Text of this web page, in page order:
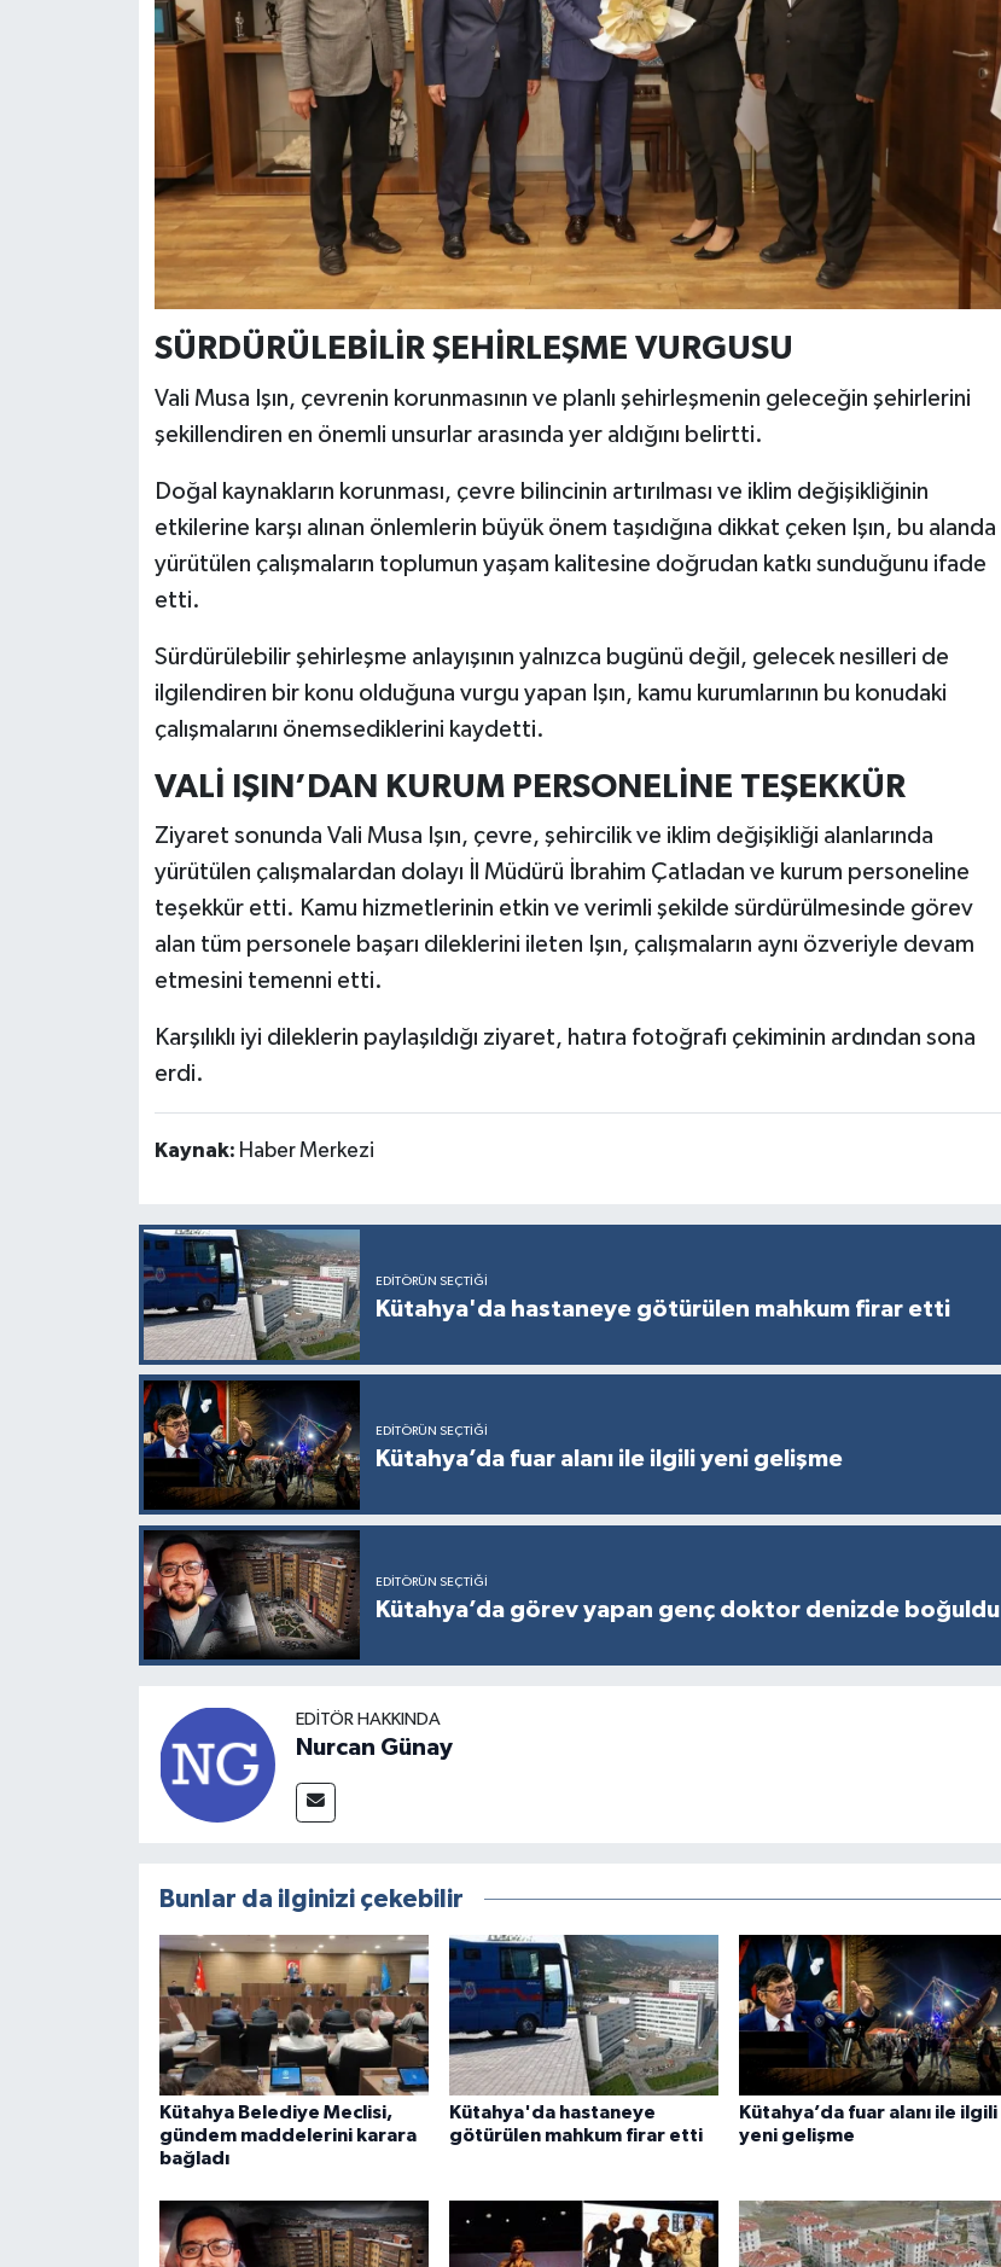
SÜRDÜRÜLEBİLİR ŞEHİRLEŞME VURGUSU
Vali Musa Işın, çevrenin korunmasının ve planlı şehirleşmenin geleceğin şehirlerini
şekillendiren en önemli unsurlar arasında yer aldığını belirtti.
Doğal kaynakların korunması, çevre bilincinin artırılması ve iklim değişikliğinin
etkilerine karşı alınan önlemlerin büyük önem taşıdığına dikkat çeken Işın, bu alanda
yürütülen çalışmaların toplumun yaşam kalitesine doğrudan katkı sunduğunu ifade
etti.
Sürdürülebilir şehirleşme anlayışının yalnızca bugünü değil, gelecek nesilleri de
ilgilendiren bir konu olduğuna vurgu yapan Işın, kamu kurumlarının bu konudaki
çalışmalarını önemsediklerini kaydetti.
VALİ IŞIN’DAN KURUM PERSONELİNE TEŞEKKÜR
Ziyaret sonunda Vali Musa Işın, çevre, şehircilik ve iklim değişikliği alanlarında
yürütülen çalışmalardan dolayı İl Müdürü İbrahim Çatladan ve kurum personeline
teşekkür etti. Kamu hizmetlerinin etkin ve verimli şekilde sürdürülmesinde görev
alan tüm personele başarı dileklerini ileten Işın, çalışmaların aynı özveriyle devam
etmesini temenni etti.
Karşılıklı iyi dileklerin paylaşıldığı ziyaret, hatıra fotoğrafı çekiminin ardından sona
erdi.
Kaynak: Haber Merkezi
EDITÖRÜN SEÇTIĞI
Kütahya'da hastaneye götürülen mahkum firar etti
EDITÖRÜN SEÇTIĞI
Kütahya’da fuar alanı ile ilgili yeni gelişme
EDITÖRÜN SEÇTIĞI
Kütahya’da görev yapan genç doktor denizde boğuldu
EDITÖR HAKKINDA
Nurcan Günay
Bunlar da ilginizi çekebilir
Kütahya Belediye Meclisi,
gündem maddelerini karara
bağladı
Kütahya'da hastaneye
götürülen mahkum firar etti
Kütahya’da fuar alanı ile ilgili
yeni gelişme
Video Galeri
Yemek Tarifleri